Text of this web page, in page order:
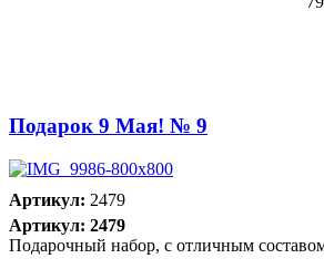
Подарок 9 Мая! № 9
Артикул: 2479
Артикул: 2479
Подарочный набор, с отличным